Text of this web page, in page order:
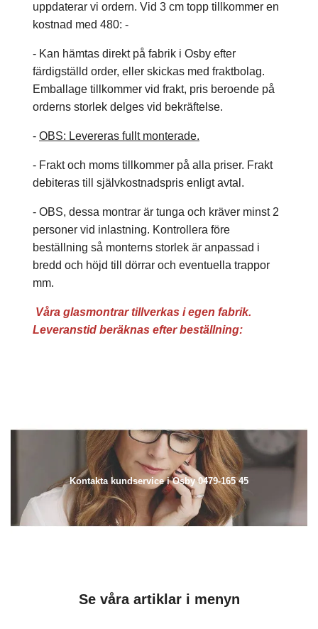
Kontakta kundservice i Osby 0479-165 45
Se våra artiklar i menyn
uppdaterar vi ordern. Vid 3 cm topp tillkommer en
kostnad med 480: -
- Kan hämtas direkt på fabrik i Osby efter
färdigställd order, eller skickas med fraktbolag.
Emballage tillkommer vid frakt, pris beroende på
orderns storlek delges vid bekräftelse.
- OBS: Levereras fullt monterade.
- Frakt och moms tillkommer på alla priser. Frakt
debiteras till självkostnadspris enligt avtal.
- OBS, dessa montrar är tunga och kräver minst 2
personer vid inlastning. Kontrollera före
beställning så monterns storlek är anpassad i
bredd och höjd till dörrar och eventuella trappor
mm.
Våra glasmontrar tillverkas i egen fabrik.
Leveranstid beräknas efter beställning: